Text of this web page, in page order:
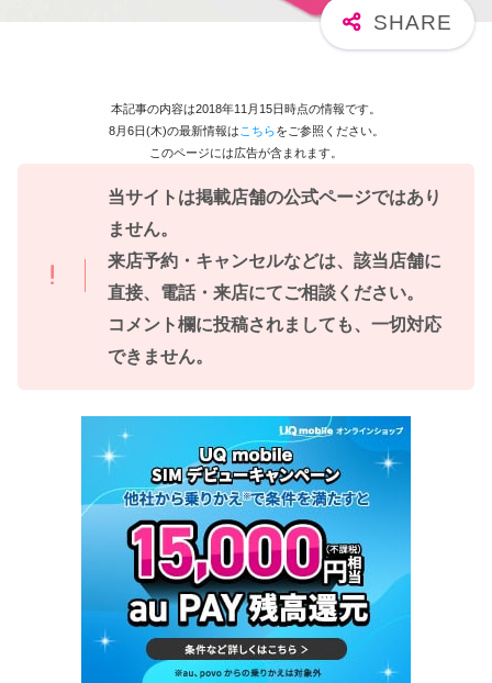
本記事の内容は2018年11月15日時点の情報です。
8月6日(木)の最新情報は こちらをご参照ください。
このページには広告が含まれます。
当サイトは掲載店舗の公式ページではあり
ません。
来店予約・キャンセルなどは、該当店舗に
直接、電話・来店にてご相談ください。
コメント欄に投稿されましても、一切対応
できません。